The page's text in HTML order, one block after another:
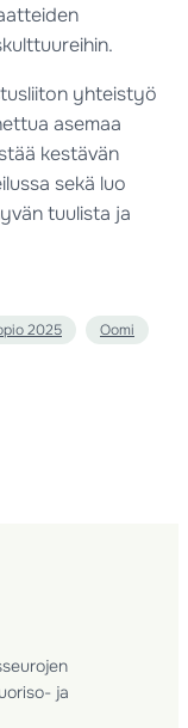
yhteistyö
asemaa
kestävän
sekä luo
tuulista ja
2025
Oomi
ja